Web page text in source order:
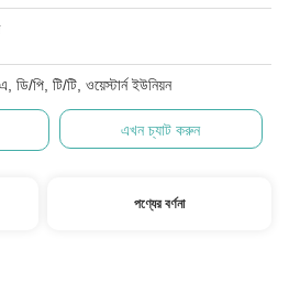
ডি/পি, টি/টি, ওয়েস্টার্ন ইউনিয়ন
এখন চ্যাট করুন
পণ্যের বর্ণনা